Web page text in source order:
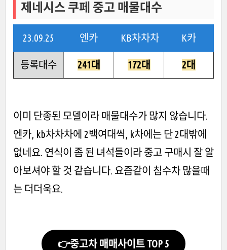
제네시스 쿠페 중고 매물대수
23.09.25 엔카 KB차차차 K카
등록대수 241대 172대 2대
이미 단종된 모델이라 매물대수가 많지 않습니다.
엔카, kb차차차에 2백여대씩, k차에는 단 2대밖에
없네요. 연식이 좀 된 녀석들이라 중고 구매시 잘 알
아보셔야 할 것 같습니다. 요즘같이 침수차 많을때
는 더더욱요.
👉중고차 매매사이트 TOP 5